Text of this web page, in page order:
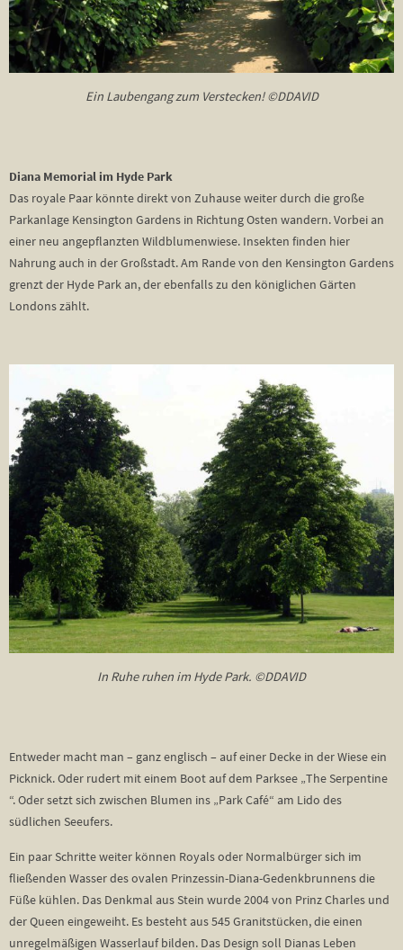
Ein Laubengang zum Verstecken! ©DDAVID
Diana Memorial im Hyde Park
Das royale Paar könnte direkt von Zuhause weiter durch die große
Parkanlage Kensington Gardens in Richtung Osten wandern. Vorbei an
einer neu angepflanzten Wildblumenwiese. Insekten finden hier
Nahrung auch in der Großstadt. Am Rande von den Kensington Gardens
grenzt der Hyde Park an, der ebenfalls zu den königlichen Gärten
Londons zählt.
In Ruhe ruhen im Hyde Park. ©DDAVID
Entweder macht man – ganz englisch – auf einer Decke in der Wiese ein
Picknick. Oder rudert mit einem Boot auf dem Parksee „The Serpentine
“. Oder setzt sich zwischen Blumen ins „Park Café“ am Lido des
südlichen Seeufers.
Ein paar Schritte weiter können Royals oder Normalbürger sich im
fließenden Wasser des ovalen Prinzessin-Diana-Gedenkbrunnens die
Füße kühlen. Das Denkmal aus Stein wurde 2004 von Prinz Charles und
der Queen eingeweiht. Es besteht aus 545 Granitstücken, die einen
unregelmäßigen Wasserlauf bilden. Das Design soll Dianas Leben